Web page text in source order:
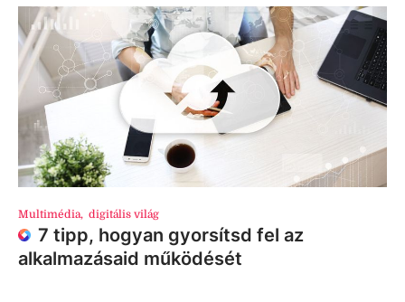
Multimédia, digitális világ
7 tipp, hogyan gyorsítsd fel az
alkalmazásaid működését